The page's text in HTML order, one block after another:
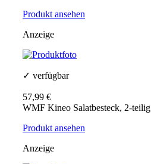
Produkt ansehen
Anzeige
✓ verfügbar
57,99 €
WMF Kineo Salatbesteck, 2-teilig
Produkt ansehen
Anzeige